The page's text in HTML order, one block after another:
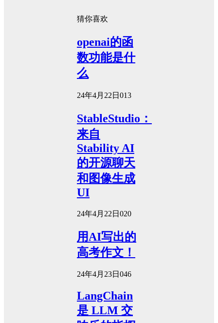
猜你喜欢
openai的函
数功能是什
么
24年4月22日 013
StableStudio：
来自
Stability AI
的开源聊天
和图像生成
UI
24年4月22日 020
用AI写出的
高考作文！
24年4月23日 046
LangChain
是 LLM 交